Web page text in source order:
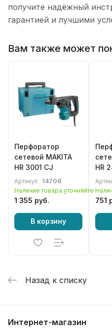
получите надёжный
гарантией и лучшими
Вам также может
Перфоратор
сетевой MAKITA
HR 3001 CJ
Артикул: 14706
Наличие товара уточняйте
1 355 руб.
В корзину
HR
751
Назад к списку
Интернет-магазин